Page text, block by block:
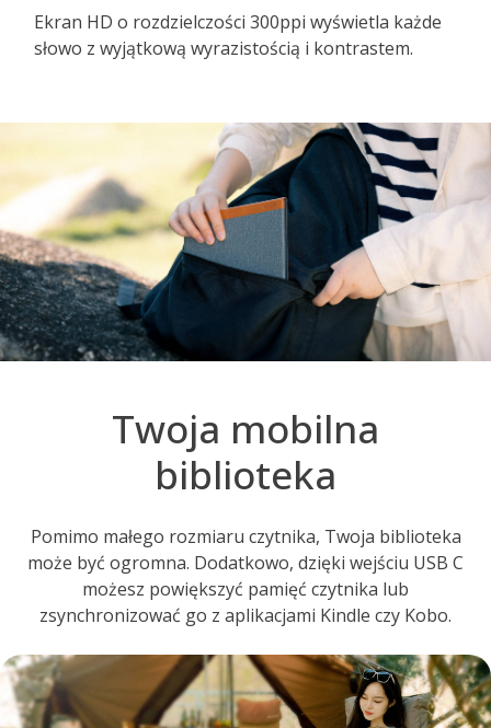
Ekran HD o rozdzielczości 300ppi wyświetla każde
słowo z wyjątkową wyrazistością i kontrastem.
Twoja mobilna
biblioteka
Pomimo małego rozmiaru czytnika, Twoja biblioteka
może być ogromna. Dodatkowo, dzięki wejściu USB C
możesz powiększyć pamięć czytnika lub
zsynchronizować go z aplikacjami Kindle czy Kobo.